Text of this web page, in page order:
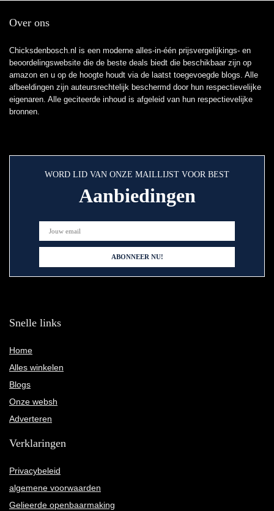
Over ons
Chicksdenbosch.nl is een moderne alles-in-één prijsvergelijkings- en
beoordelingswebsite die de beste deals biedt die beschikbaar zijn op
amazon en u op de hoogte houdt via de laatst toegevoegde blogs. Alle
afbeeldingen zijn auteursrechtelijk beschermd door hun respectievelijke
eigenaren. Alle geciteerde inhoud is afgeleid van hun respectievelijke
bronnen.
WORD LID VAN ONZE MAILLIJST VOOR BEST
Aanbiedingen
Snelle links
Home
Alles winkelen
Blogs
Onze websh
Adverteren
Verklaringen
Privacybeleid
algemene voorwaarden
Gelieerde openbaarmaking